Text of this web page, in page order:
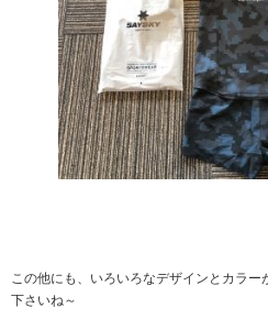
この他にも、いろいろなデザインとカラ
下さいね～